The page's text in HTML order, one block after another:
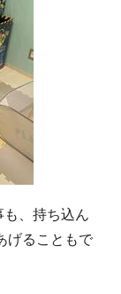
、持ち込ん
げることもで